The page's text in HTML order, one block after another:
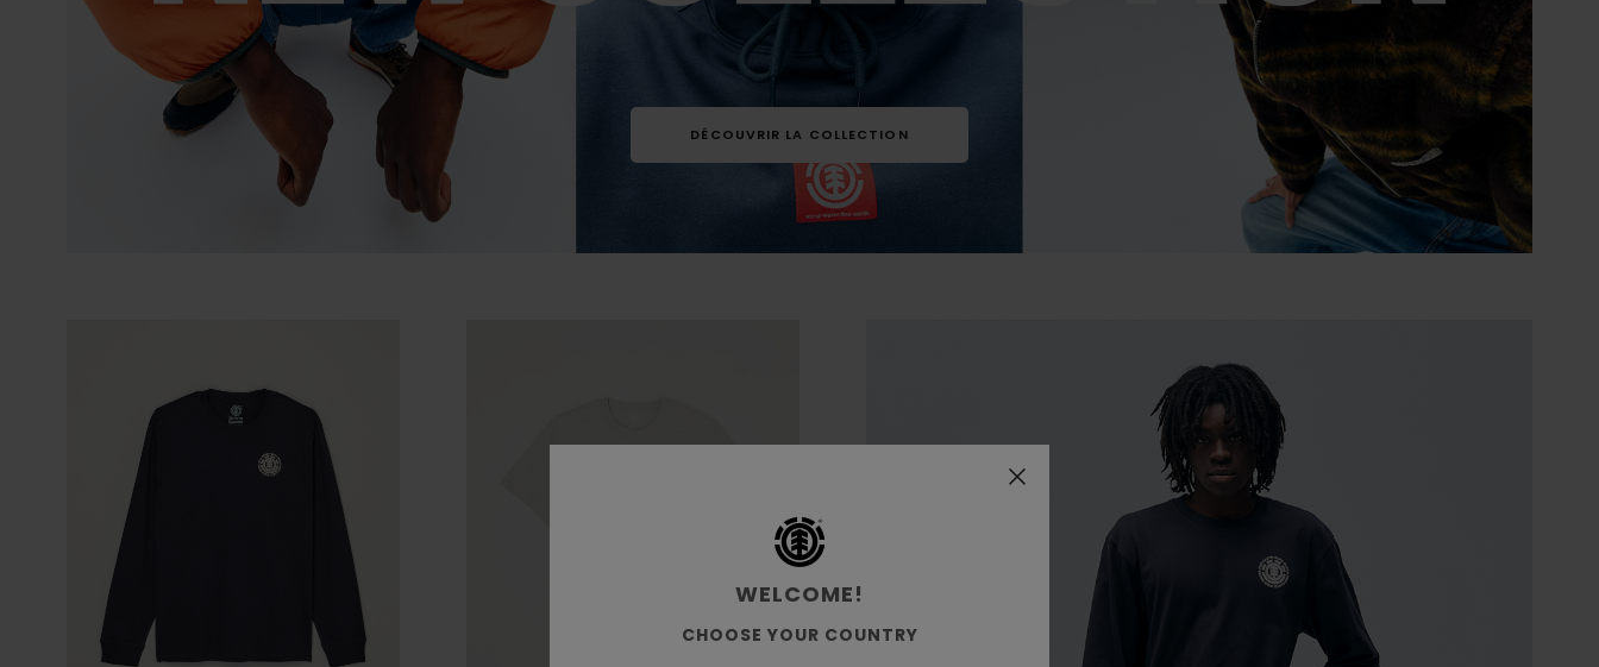
DÉCOUVRIR LA COLLECTION
WELCOME!
CHOOSE YOUR COUNTRY